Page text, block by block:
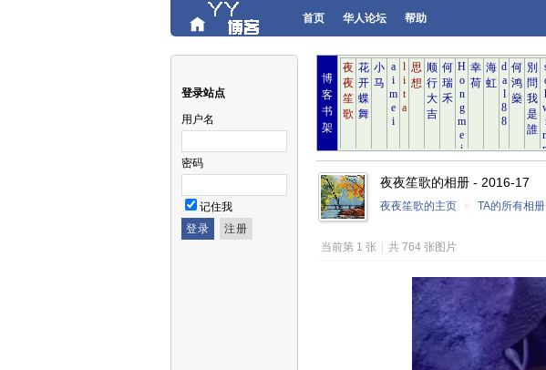
首页 华人论坛 帮助
登录站点
用户名
密码
记住我
博
客
书
架
夜夜笙歌的相册 - 2016-17
夜夜笙歌的主页 » TA的所有相册
当前第 1 张 共 764 张图片